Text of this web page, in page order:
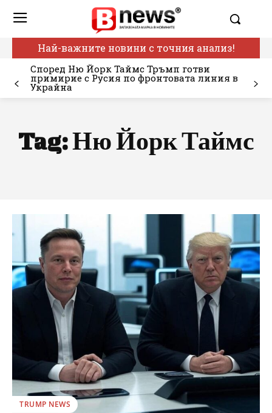
Най-важните новини с точния анализ!
Според Ню Йорк Таймс Тръмп готви
примирие с Русия по фронтовата линия в
Украйна
Tag:Ню Йорк Таймс
TRUMP NEWS